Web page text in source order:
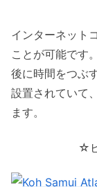
インターネット
ことが可能です
後に時間をつぶ
設置されていて
ます。
☆